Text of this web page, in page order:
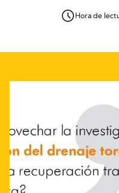
Hora de